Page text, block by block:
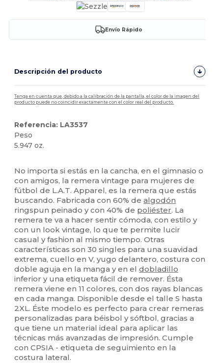
Envío Rápido
Descripción del producto
Tenga en cuenta que, debido a la calibración de la pantalla, el color de la imagen del
producto puede no coincidir exactamente con el color real del producto.
Referencia: LA3537
Peso
5.947 oz.
No importa si estás en la cancha, en el gimnasio o
con amigos, la remera vintage para mujeres de
fútbol de L.A.T. Apparel, es la remera que estás
buscando. Fabricada con 60% dealgodón
ringspun peinado y con 40% de poliéster. La
remera te va a hacer sentir cómoda, con estilo y
con un look vintage, lo que te permite lucir
casual y fashion al mismo tiempo. Otras
características son 30 singles para una suavidad
extrema, cuello en V, yugo delantero, costura con
doble aguja en la manga y en eldobladillo
inferior y una etiqueta fácil de remover. Ésta
remera viene en 11 colores, con dos rayas blancas
en cada manga. Disponible desde el talle S hasta
2XL. Éste modelo es perfecto para crear remeras
personalizadas para béisbol y sóftbol, gracias a
que tiene un material ideal para aplicar las
técnicas más avanzadas de impresión. Cumple
con CPSIA - etiqueta de seguimiento en la
costura lateral.